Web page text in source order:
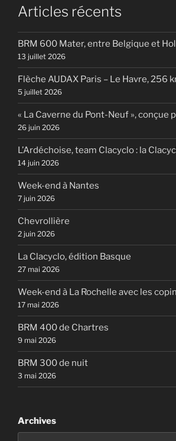
Articles récents
BRM 600 Mater, entre Belgique et
13 juillet 2026
Flèche AUDAX Paris – Le Havre, 256
5 juillet 2026
« La Caverne du Pont-Neuf », conçue
26 juin 2026
L’Ardéchoise, team Clacyclo : la
14 juin 2026
Week-end à Nantes
7 juin 2026
Chevrollière
2 juin 2026
La Clacyclo, édition Basque
27 mai 2026
Week-end à La Rochelle avec les
17 mai 2026
BRM 400 de Chartres
9 mai 2026
BRM 300 de nuit
3 mai 2026
Archives